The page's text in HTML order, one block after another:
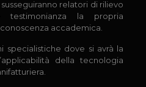
relatori di rilievo
testimonianza la propria
accademica.
specialistiche dove si avrà la
della tecnologia